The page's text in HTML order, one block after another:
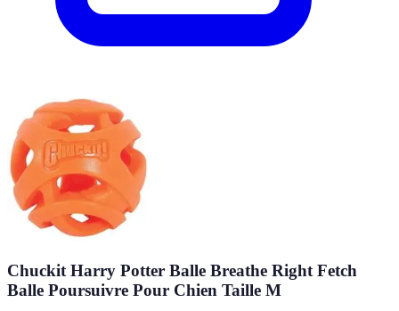
Chuckit Harry Potter Balle Breathe Right Fetch
Balle Poursuivre Pour Chien Taille M